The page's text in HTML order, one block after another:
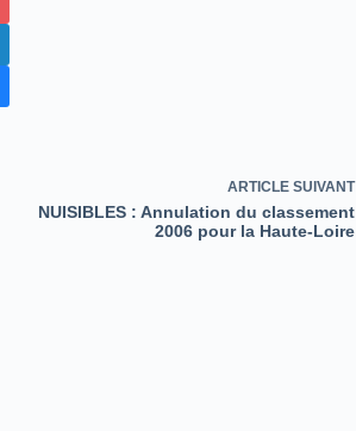
ARTICLESUIVANT
NUISIBLES : Annulation du classement
2006 pour la Haute-Loire